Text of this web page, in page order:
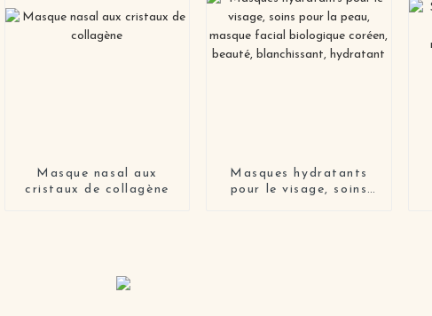
Masque nasal aux
cristaux de collagène
Masques hydratants
pour le visage, soins